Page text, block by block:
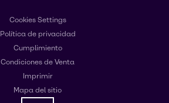
Cookies Settings
Política de privacidad
Cumplimiento
Condiciones de Venta
Imprimir
Mapa del sitio